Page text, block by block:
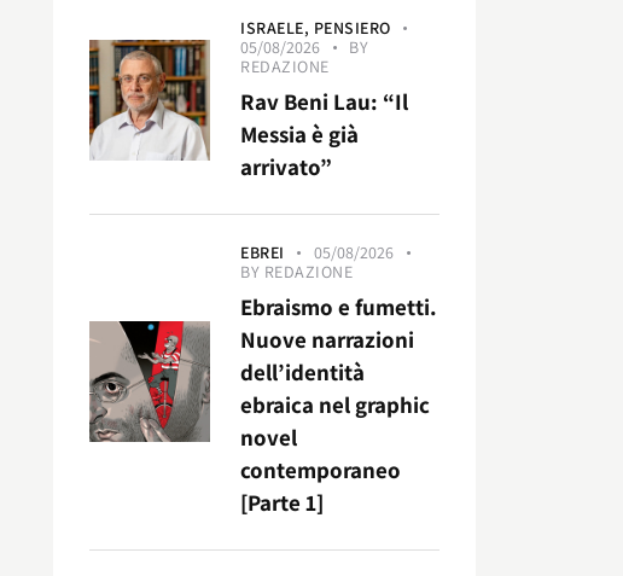
ISRAELE, PENSIERO
05/08/2026
BY
REDAZIONE
Rav Beni Lau: “Il
Messia è già
arrivato”
EBREI
05/08/2026
BY REDAZIONE
Ebraismo e fumetti.
Nuove narrazioni
dell’identità
ebraica nel graphic
novel
contemporaneo
[Parte 1]